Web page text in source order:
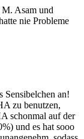
Asam und
nie Probleme
Sensibelchen an!
zu benutzen,
schonmal auf der
und es hat sooo